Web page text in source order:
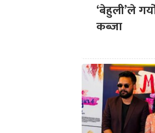
‘बेहुली’ले
कब्जा